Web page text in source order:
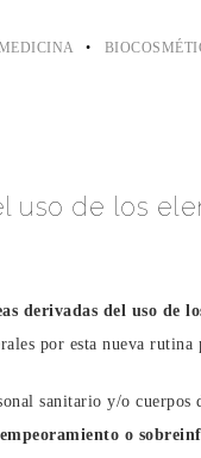
uso de los
derivadas del uso de
por esta nueva
sanitario y/o cuerpos
o